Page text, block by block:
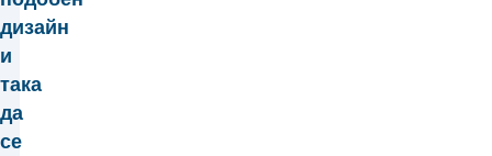
дизайн
и
така
да
се